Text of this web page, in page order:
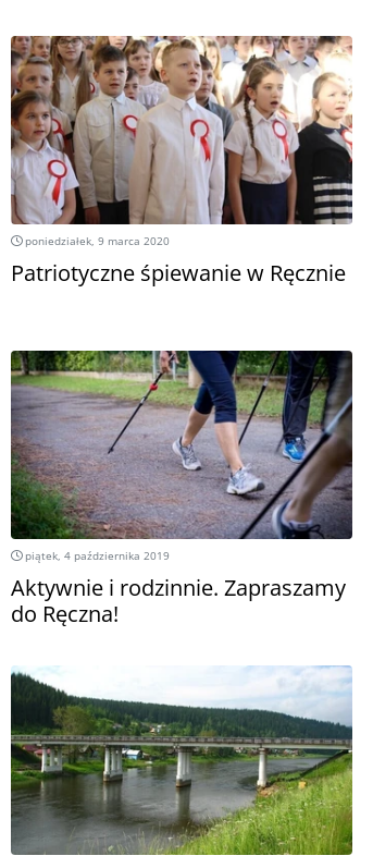
poniedziałek, 9 marca 2020
Patriotyczne śpiewanie w Ręcznie
piątek, 4 października 2019
Aktywnie i rodzinnie. Zapraszamy
do Ręczna!